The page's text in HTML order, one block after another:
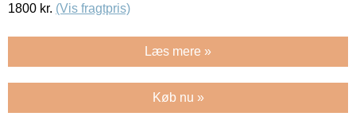
1800 kr. (Vis fragtpris)
Læs mere »
Køb nu »